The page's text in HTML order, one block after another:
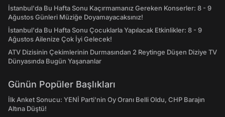
İstanbul'da Bu Hafta Sonu Kaçırmamanız Gereken Konserler: 8 - 9
Ağustos Günleri Müziğe Doyamayacaksınız!
İstanbul'da Bu Hafta Sonu Çocuklarla Yapılacak Etkinlikler: 8 - 9
Ağustos Ailenize Çok İyi Gelecek!
ATV Dizisinin Çekimlerinin Durmasından 2 Reytinge Düşen Diziye TV
Dünyasında Bugün Yaşananlar
Günün Popüler Başlıkları
İlk Anket Sonucu: YENİ Parti'nin Oy Oranı Belli Oldu, CHP Barajın
Altına Düştü!